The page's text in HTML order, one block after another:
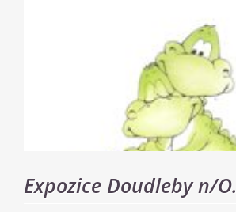
Expozice Doudleby n/O.